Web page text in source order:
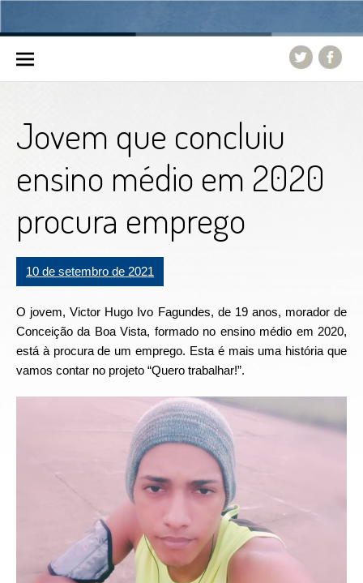
Jovem que concluiu
ensino médio em 2020
procura emprego
10 de setembro de 2021
O jovem, Victor Hugo Ivo Fagundes, de 19 anos, morador de
Conceição da Boa Vista, formado no ensino médio em 2020,
está à procura de um emprego. Esta é mais uma história que
vamos contar no projeto “Quero trabalhar!”.